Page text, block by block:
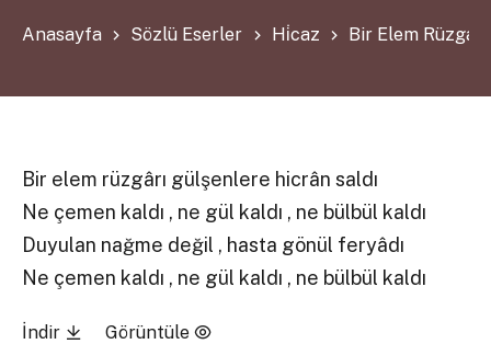
Anasayfa Sözlü Eserler Hi̇caz Bir Elem
Bir elem rüzgârı gülşenlere hicrân saldı
Ne çemen kaldı , ne gül kaldı , ne bülbül kaldı
Duyulan nağme değil , hasta gönül feryâdı
Ne çemen kaldı , ne gül kaldı , ne bülbül kaldı
İndir Görüntüle